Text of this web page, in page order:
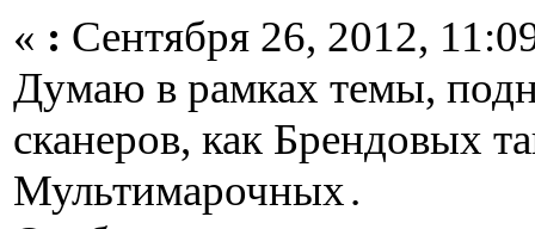
« : Сентября 26, 2012,
Думаю в рамках темы,
сканеров, как Брендовых
Мультимарочных.